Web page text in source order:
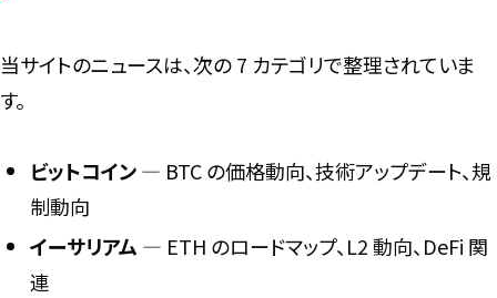
当サイトのニュースは、次の 7 カテゴリで整理されていま
す。
ビットコイン― BTC の価格動向、技術アップデート、規
制動向
イーサリアム ― ETH のロードマップ、L2 動向、DeFi 関
連